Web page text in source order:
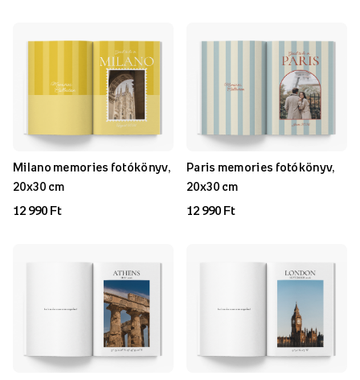
Milano memories fotókönyv,
20x30 cm
12 990 Ft
Paris memories fotókönyv,
20x30 cm
12 990 Ft